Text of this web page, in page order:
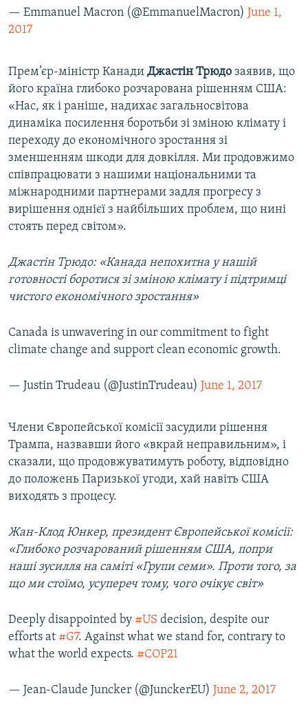
— Emmanuel Macron (@EmmanuelMacron) June 1,
2017
Прем’єр-міністр Канади Джастін Трюдо заявив, що
його країна глибоко розчарована рішенням США:
«Нас, як і раніше, надихає загальносвітова
динаміка посилення боротьби зі зміною клімату і
переходу до економічного зростання зі
зменшенням шкоди для довкілля. Ми продовжимо
співпрацювати з нашими національними та
міжнародними партнерами задля прогресу з
вирішення однієї з найбільших проблем, що нині
стоять перед світом».
Джастін Трюдо: «Канада непохитна у нашій
готовності боротися зі зміною клімату і підтримці
чистого економічного зростання»
Canada is unwavering in our commitment to fight
climate change and support clean economic growth.
— Justin Trudeau (@JustinTrudeau) June 1, 2017
Члени Європейської комісії засудили рішення
Трампа, назвавши його «вкрай неправильним», і
сказали, що продовжуватимуть роботу, відповідно
до положень Паризької угоди, хай навіть США
виходять з процесу.
Жан-Клод Юнкер, президент Європейської комісії:
«Глибоко розчарований рішенням США, попри
наші зусилля на саміті «Групи семи». Проти того, за
що ми стоїмо, усупереч тому, чого очікує світ»
Deeply disappointed by #US decision, despite our
efforts at #G7. Against what we stand for, contrary to
what the world expects. #COP21
— Jean-Claude Juncker (@JunckerEU) June 2, 2017